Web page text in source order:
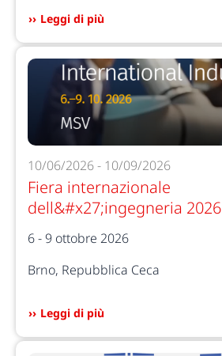
Leggi di più
10/06/2026 - 10/09/2026
Fiera internazionale
dell&#x27;ingegneria 2026
6 - 9 ottobre 2026
Brno, Repubblica Ceca
Leggi di più